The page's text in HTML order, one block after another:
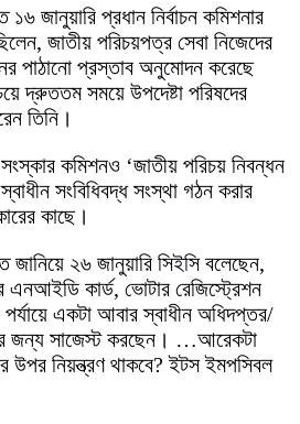
জানুয়ারি প্রধান নির্বাচন কমিশনার
জাতীয় পরিচয়পত্র সেবা নিজেদের
পাঠানো প্রস্তাব অনুমোদন করেছে
দ্রুততম সময়ে উপদেষ্টা পরিষদের
তিনি।
কমিশনও ‘জাতীয় পরিচয় নিবন্ধন
সংবিধিবদ্ধ সংস্থা গঠন করার
কাছে।
২৬ জানুয়ারি সিইসি বলেছেন,
এনআইডি কার্ড, ভোটার রেজিস্ট্রেশন
পর্যায়ে একটা আবার স্বাধীন অধিদপ্তর/
জন্য সাজেস্ট করছেন। …আরেকটা
উপর নিয়ন্ত্রণ থাকবে? ইটস ইমপসিবল